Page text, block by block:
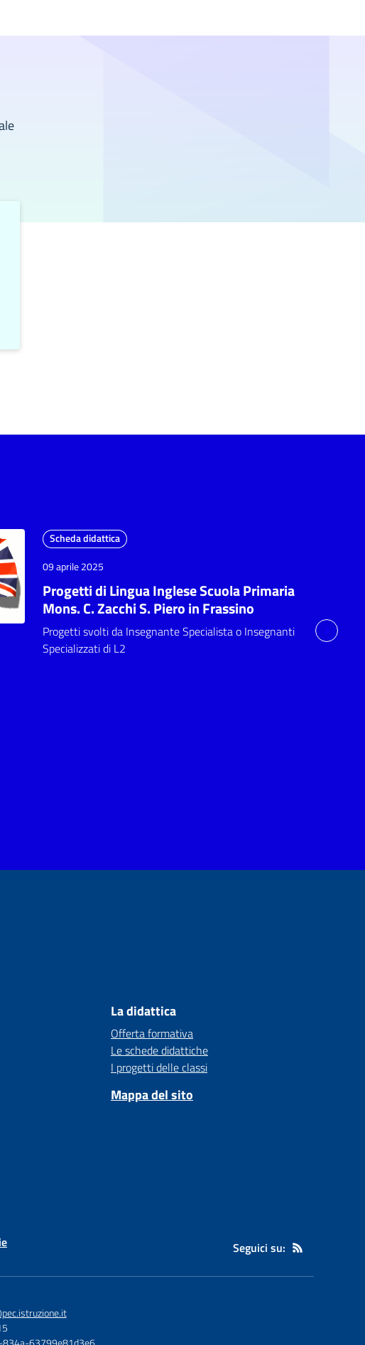
Scheda didattica
09 aprile 2025
Progetti di Lingua Inglese Scuola Primaria
Mons. C. Zacchi S. Piero in Frassino
Progetti svolti da Insegnante Specialista o Insegnanti
Specializzati di L2
La didattica
Offerta formativa
Le schede didattiche
I progetti delle classi
Mappa del sito
Seguici su: